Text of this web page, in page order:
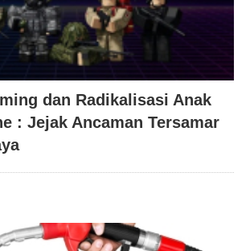
dan Radikalisasi Anak
: Jejak Ancaman Tersamar